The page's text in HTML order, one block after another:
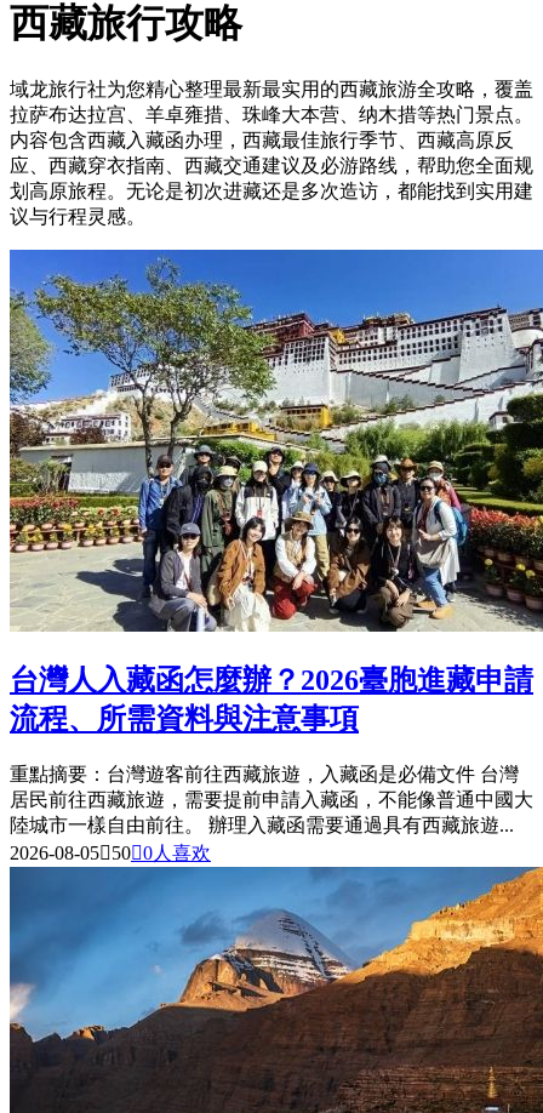
西藏旅行攻略
域龙旅行社为您精心整理最新最实用的西藏旅游全攻略，覆盖
拉萨布达拉宫、羊卓雍措、珠峰大本营、纳木措等热门景点。
内容包含西藏入藏函办理，西藏最佳旅行季节、西藏高原反
应、西藏穿衣指南、西藏交通建议及必游路线，帮助您全面规
划高原旅程。无论是初次进藏还是多次造访，都能找到实用建
议与行程灵感。
台灣人入藏函怎麼辦？2026臺胞進藏申請
流程、所需資料與注意事項
重點摘要：台灣遊客前往西藏旅遊，入藏函是必備文件 台灣
居民前往西藏旅遊，需要提前申請入藏函，不能像普通中國大
陸城市一樣自由前往。 辦理入藏函需要通過具有西藏旅遊...
2026-08-05500人喜欢